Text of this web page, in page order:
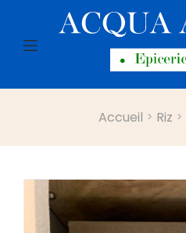
Menu
Accueil Riz